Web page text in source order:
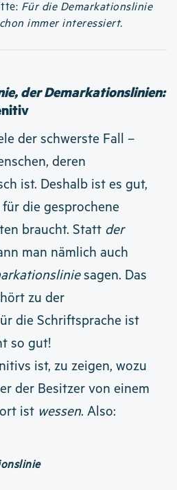
Für die Demarkationslinie
immer interessiert.
der Demarkationslinien:
der schwerste Fall –
deren
ist. Deshalb ist es gut,
die gesprochene
braucht. Statt der
man nämlich auch
sagen. Das
zu der
die Schriftsprache ist
so gut!
ist, zu zeigen, wozu
der Besitzer von einem
ist wessen. Also: